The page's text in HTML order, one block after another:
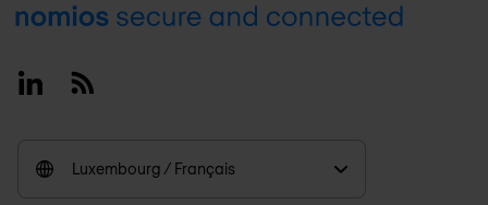
Footer
LinkedinRSS
Luxembourg / Français